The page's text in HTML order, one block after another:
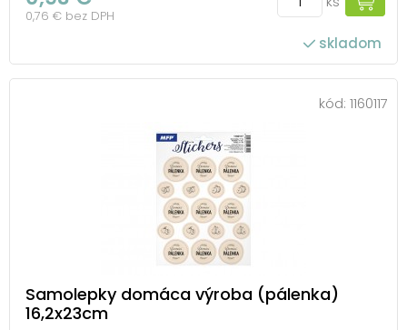
0,76 € bez DPH
skladom
kód: 1160117
Samolepky domáca výroba (pálenka)
16,2x23cm